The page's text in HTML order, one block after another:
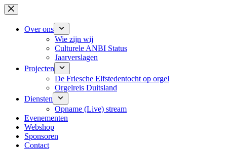
Ga
naar
inhoud
Over ons
Wie zijn wij
Culturele ANBI Status
Jaarverslagen
Projecten
De Friesche Elfstedentocht op orgel
Orgelreis Duitsland
Diensten
Opname (Live) stream
Evenementen
Webshop
Sponsoren
Contact